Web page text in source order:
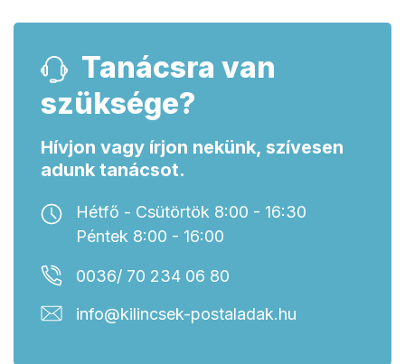
Tanácsra van
szüksége?
Hívjon vagy írjon nekünk, szívesen
adunk tanácsot.
Hétfő - Csütörtök 8:00 - 16:30
Péntek 8:00 - 16:00
0036/ 70 234 06 80
info@kilincsek-postaladak.hu